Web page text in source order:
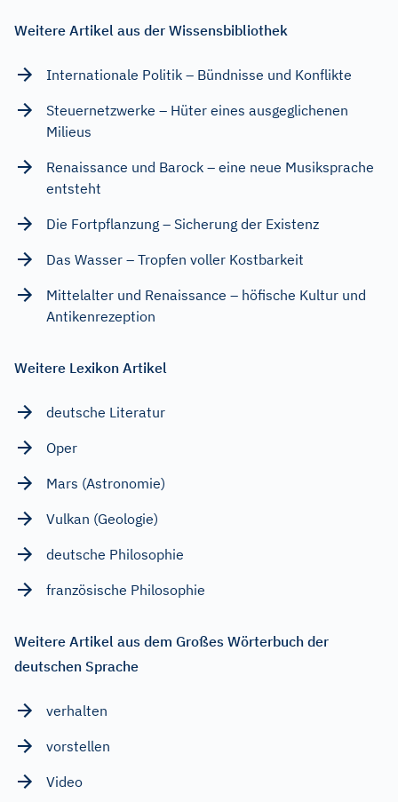
Weitere Artikel aus der Wissensbibliothek
Internationale Politik – Bündnisse und Konflikte
Steuernetzwerke – Hüter eines ausgeglichenen
Milieus
Renaissance und Barock – eine neue Musiksprache
entsteht
Die Fortpflanzung – Sicherung der Existenz
Das Wasser – Tropfen voller Kostbarkeit
Mittelalter und Renaissance – höfische Kultur und
Antikenrezeption
Weitere Lexikon Artikel
deutsche Literatur
Oper
Mars (Astronomie)
Vulkan (Geologie)
deutsche Philosophie
französische Philosophie
Weitere Artikel aus dem Großes Wörterbuch der
deutschen Sprache
verhalten
vorstellen
Video